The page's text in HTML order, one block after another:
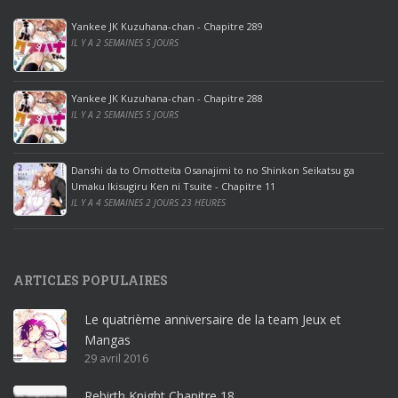
p
r
o
o
ff
i
c
e
2
0
1
r
o
ff
i
c
Yankee JK Kuzuhana-chan - Chapitre 289
IL Y A 2 SEMAINES 5 JOURS
Yankee JK Kuzuhana-chan - Chapitre 288
IL Y A 2 SEMAINES 5 JOURS
Danshi da to Omotteita Osanajimi to no Shinkon Seikatsu ga
Umaku Ikisugiru Ken ni Tsuite - Chapitre 11
IL Y A 4 SEMAINES 2 JOURS 23 HEURES
ARTICLES POPULAIRES
Le quatrième anniversaire de la team Jeux et
Mangas
29 avril 2016